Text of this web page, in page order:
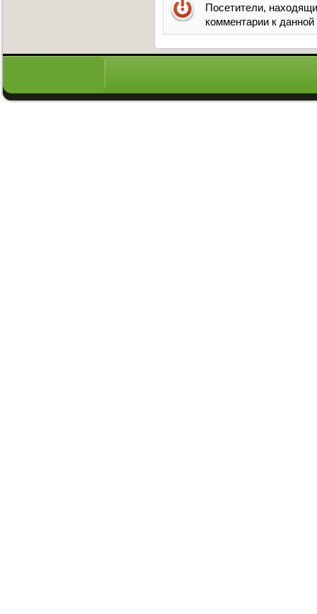
Посетители,
комментарии к